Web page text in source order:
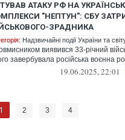
АТАКУ РФ НА
"НЕПТУН": СБУ
ЗРАДНИКА
Надзвичайні події України та
виявився 33-річний
завербувала російська воєнна
19.06.2025, 22:01
1 2 3 4